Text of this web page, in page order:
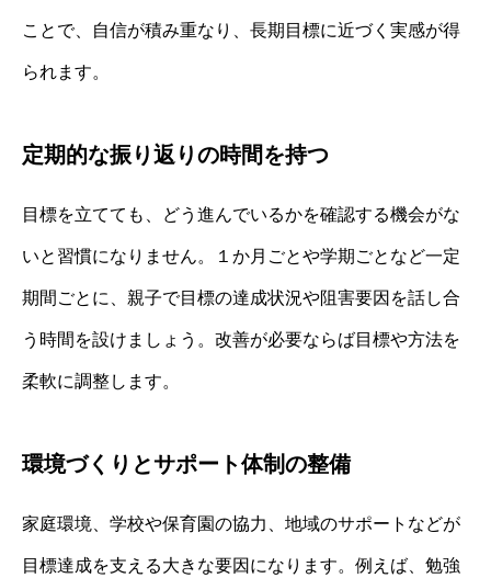
ことで、自信が積み重なり、長期目標に近づく実感が得
られます。
定期的な振り返りの時間を持つ
目標を立てても、どう進んでいるかを確認する機会がな
いと習慣になりません。１か月ごとや学期ごとなど一定
期間ごとに、親子で目標の達成状況や阻害要因を話し合
う時間を設けましょう。改善が必要ならば目標や方法を
柔軟に調整します。
環境づくりとサポート体制の整備
家庭環境、学校や保育園の協力、地域のサポートなどが
目標達成を支える大きな要因になります。例えば、勉強